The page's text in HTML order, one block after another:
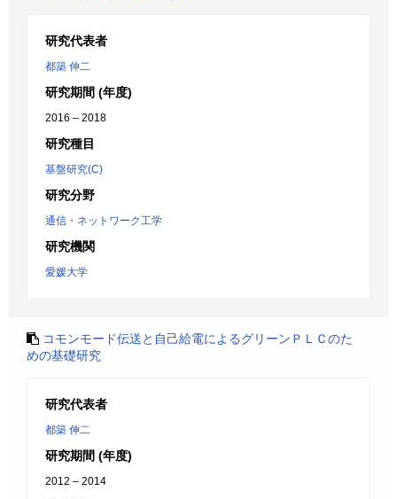
研究代表者
都築 伸二
研究期間 (年度)
2016 – 2018
研究種目
基盤研究(C)
研究分野
通信・ネットワーク工学
研究機関
愛媛大学
コモンモード伝送と自己給電によるグリーンＰＬＣのた
めの基礎研究
研究代表者
都築 伸二
研究期間 (年度)
2012 – 2014